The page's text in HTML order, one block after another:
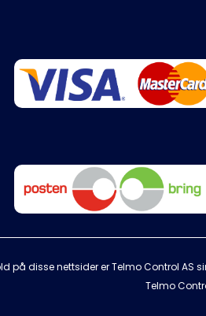
på disse nettsider er Telmo Control AS
Telmo